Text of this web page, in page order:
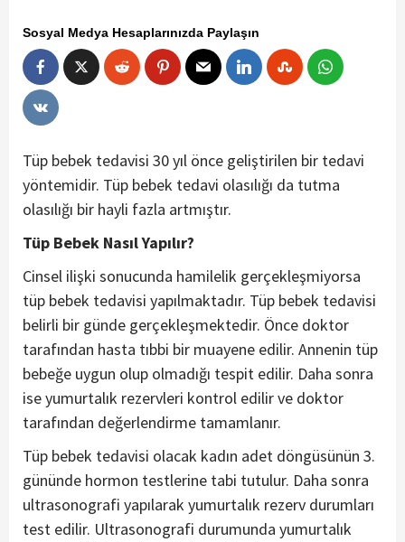
Sosyal Medya Hesaplarınızda Paylaşın
Tüp bebek tedavisi 30 yıl önce geliştirilen bir tedavi
yöntemidir. Tüp bebek tedavi olasılığı da tutma
olasılığı bir hayli fazla artmıştır.
Tüp Bebek Nasıl Yapılır?
Cinsel ilişki sonucunda hamilelik gerçekleşmiyorsa
tüp bebek tedavisi yapılmaktadır. Tüp bebek tedavisi
belirli bir günde gerçekleşmektedir. Önce doktor
tarafından hasta tıbbi bir muayene edilir. Annenin tüp
bebeğe uygun olup olmadığı tespit edilir. Daha sonra
ise yumurtalık rezervleri kontrol edilir ve doktor
tarafından değerlendirme tamamlanır.
Tüp bebek tedavisi olacak kadın adet döngüsünün 3.
gününde hormon testlerine tabi tutulur. Daha sonra
ultrasonografi yapılarak yumurtalık rezerv durumları
test edilir. Ultrasonografi durumunda yumurtalık